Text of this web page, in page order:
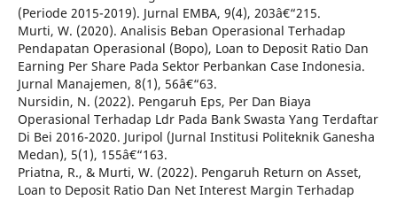
(Periode 2015-2019). Jurnal EMBA, 9(4), 203â€“215.
Murti, W. (2020). Analisis Beban Operasional Terhadap
Pendapatan Operasional (Bopo), Loan to Deposit Ratio Dan
Earning Per Share Pada Sektor Perbankan Case Indonesia.
Jurnal Manajemen, 8(1), 56â€“63.
Nursidin, N. (2022). Pengaruh Eps, Per Dan Biaya
Operasional Terhadap Ldr Pada Bank Swasta Yang Terdaftar
Di Bei 2016-2020. Juripol (Jurnal Institusi Politeknik Ganesha
Medan), 5(1), 155â€“163.
Priatna, R., & Murti, W. (2022). Pengaruh Return on Asset,
Loan to Deposit Ratio Dan Net Interest Margin Terhadap